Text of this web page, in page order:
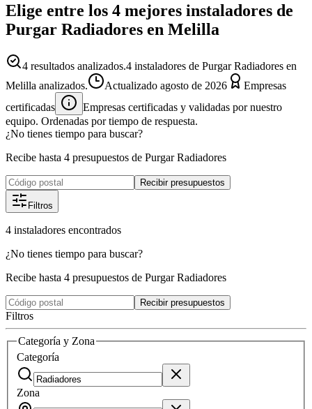
Elige entre los 4 mejores instaladores de
Purgar Radiadores en Melilla
4 resultados analizados.4 instaladores de Purgar Radiadores en
Melilla analizados.
Actualizado agosto de 2026
Empresas
certificadas
Empresas certificadas y validadas por nuestro
equipo. Ordenadas por tiempo de respuesta.
¿No tienes tiempo para buscar?
Recibe hasta 4 presupuestos de Purgar Radiadores
Recibir presupuestos
Filtros
4 instaladores encontrados
¿No tienes tiempo para buscar?
Recibe hasta 4 presupuestos de Purgar Radiadores
Recibir presupuestos
Filtros
Categoría y Zona
Categoría
Zona